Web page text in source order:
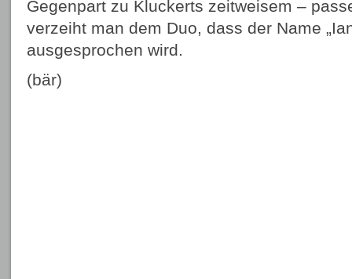
Gegenpart zu Kluckerts zeitweisem –
verzeiht man dem Duo, dass der Name
ausgesprochen wird.
(bär)